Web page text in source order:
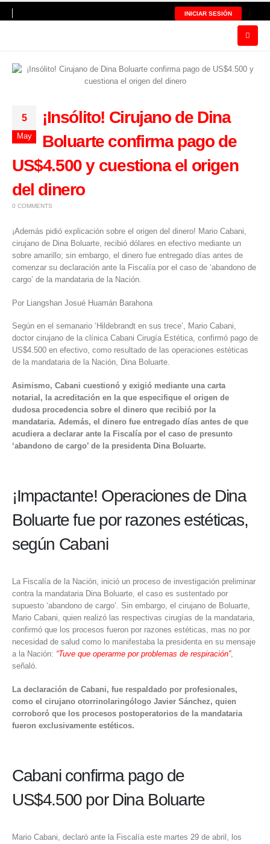
INICIAR SESIÓN
5
May
¡Insólito! Cirujano de Dina
Boluarte confirma pago de
US$4.500 y cuestiona el origen
del dinero
0 COMMENTS
¡Además pidió explicación sobre el origen del dinero! Mario Cabani,
cirujano de Dina Boluarte, recibió dólares en efectivo mediante un
sobre amarillo; sin embargo, el dinero fue entregado días antes de
comenzar su declaración ante la Fiscalía por el caso de ‘abandono de
cargo’ de la mandataria de la Nación.
Por Liangshan Josué Huamán Barahona
Según en el semanario ‘Hildebrandt en sus trece’, Mario Cabani,
doctor cirujano de la clínica Cabani Cirugía Estética, confirmó pago de
US$4.500 en efectivo, como resultado de las operaciones estéticas
de la mandataria de la Nación, Dina Boluarte.
Asimismo, Cabani cuestionó y exigió mediante una carta
notarial, la acreditación en la que especifique el origen de
dudosa procedencia sobre el dinero que recibió por la
mandataria. Además, el dinero fue entregado días antes de que
acudiera a declarar ante la Fiscalía por el caso de presunto
‘abandono de cargo’ de la presidenta Dina Boluarte.
¡Impactante! Operaciones de Dina
Boluarte fue por razones estéticas,
según Cabani
La Fiscalía de la Nación, inició un proceso de investigación preliminar
contra la mandataria Dina Boluarte, el caso es sustentado por
supuesto ‘abandono de cargo’. Sin embargo, el cirujano de Boluarte,
Mario Cabani, quien realizó las respectivas cirugías de la mandataria,
confirmó que los procesos fueron por razones estéticas, mas no por
necesidad de salud como lo manifestaba la presidenta en su mensaje
a la Nación: “Tuve que operarme por problemas de respiración”,
señaló.
La declaración de Cabani, fue respaldado por profesionales,
como el cirujano otorrinolaringólogo Javier Sánchez, quien
corroboró que los procesos postoperatorios de la mandataria
fueron exclusivamente estéticos.
Cabani confirma pago de
US$4.500 por Dina Boluarte
Mario Cabani, declaró ante la Fiscalía este martes 29 de abril, los